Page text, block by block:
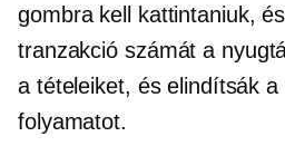
gombra kell kattintaniuk,
tranzakció számát a
a tételeiket, és elindítsák a
folyamatot.